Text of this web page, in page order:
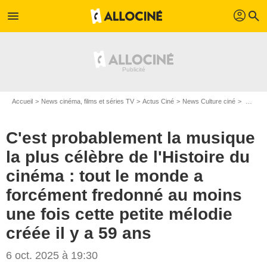
menu profil search
Accueil News cinéma, films et séries TV Actus Ciné News Culture ciné
C'est probablement la musique
la plus célèbre de l'Histoire du
cinéma : tout le monde a
forcément fredonné au moins
une fois cette petite mélodie
créée il y a 59 ans
6 oct. 2025 à 19:30